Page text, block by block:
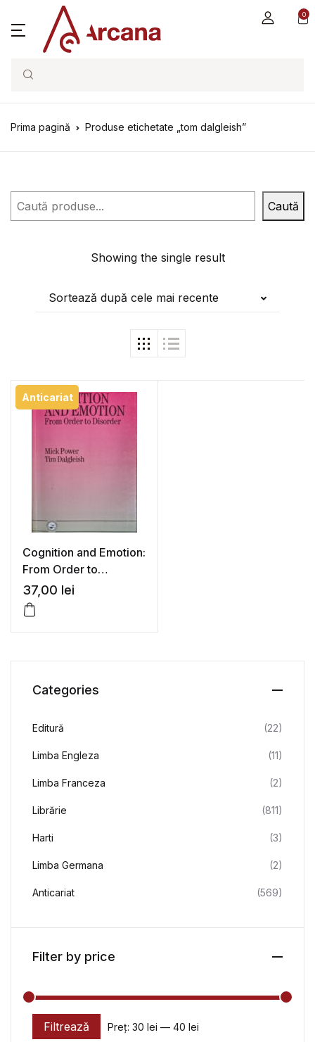
0
Search
Prima pagină Produse etichetate „tom dalgleish”
Caută Caută
Showing the single result
Sortează după cele mai recente
Anticariat
Cognition and Emotion:
From Order to
Disorder – Mick Power,
Tim Dalgleish
37,00 lei
Categories
Editură (22)
Limba Engleza (11)
Limba Franceza (2)
Librărie (811)
Harti (3)
Limba Germana (2)
Anticariat (569)
Filter by price
Preț minim
Preț maxim
Filtrează Preț: 30 lei — 40 lei